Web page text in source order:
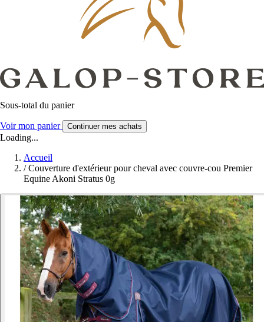
Sous-total du panier
Voir mon panier Continuer mes achats
Loading...
Accueil
/ Couverture d'extérieur pour cheval avec couvre-cou Premier
Equine Akoni Stratus 0g